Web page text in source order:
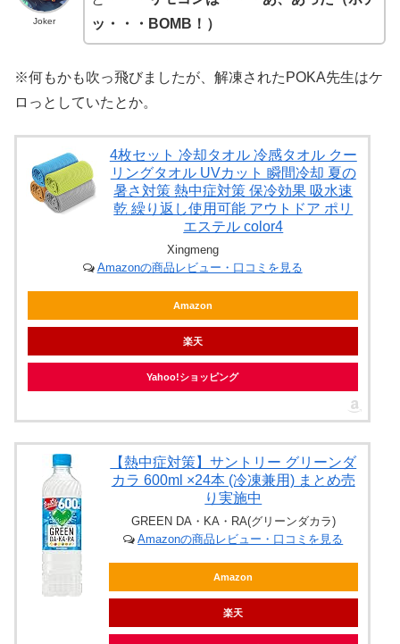
Joker
ッ・・・BOMB！）
※何もかも吹っ飛びましたが、解凍されたPOKA先生はケ
ロっとしていたとか。
4枚セット 冷却タオル 冷感タオル クー
リングタオル UVカット 瞬間冷却 夏の
暑さ対策 熱中症対策 保冷効果 吸水速
乾 繰り返し使用可能 アウトドア ポリ
エステル color4
Xingmeng
Amazonの商品レビュー・口コミを見る
Amazon
楽天
Yahoo!ショッピング
【熱中症対策】サントリー グリーンダ
カラ 600ml ×24本 (冷凍兼用) まとめ売
り実施中
GREEN DA・KA・RA(グリーンダカラ)
Amazonの商品レビュー・口コミを見る
Amazon
楽天